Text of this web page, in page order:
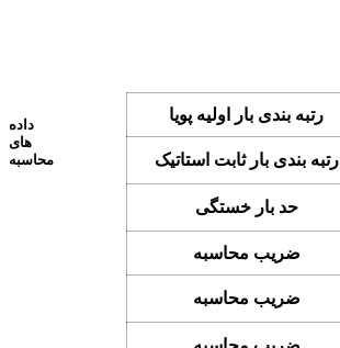
داده
های
محاسبه
رتبه بندی بار اولیه پویا
رتبه بندی بار ثابت استاتیک
حد بار خستگی
ضریب محاسبه
ضریب محاسبه